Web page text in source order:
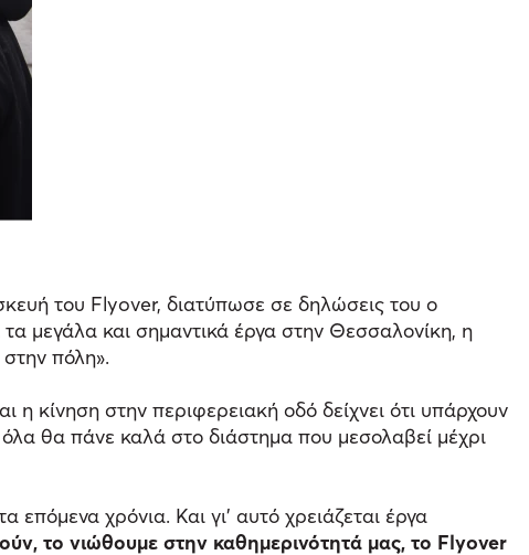
του Flyover, διατύπωσε σε δηλώσεις του ο
τα μεγάλα και σημαντικά έργα στην Θεσσαλονίκη, η
πόλη».
κίνηση στην περιφερειακή οδό δείχνει ότι υπάρχουν
θα πάνε καλά στο διάστημα που μεσολαβεί μέχρι
επόμενα χρόνια. Και γι' αυτό χρειάζεται έργα
το νιώθουμε στην καθημερινότητά μας, το Flyover